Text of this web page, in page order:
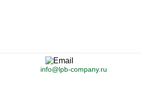
info@lpb-company.ru